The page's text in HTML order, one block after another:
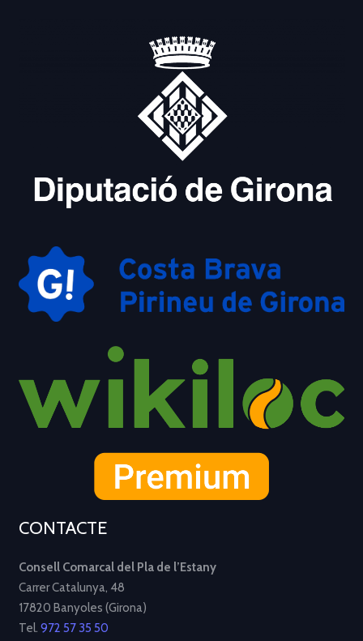
CONTACTE
Consell Comarcal del Pla de l’Estany
Carrer Catalunya, 48
17820 Banyoles (Girona)
Tel. 972 57 35 50